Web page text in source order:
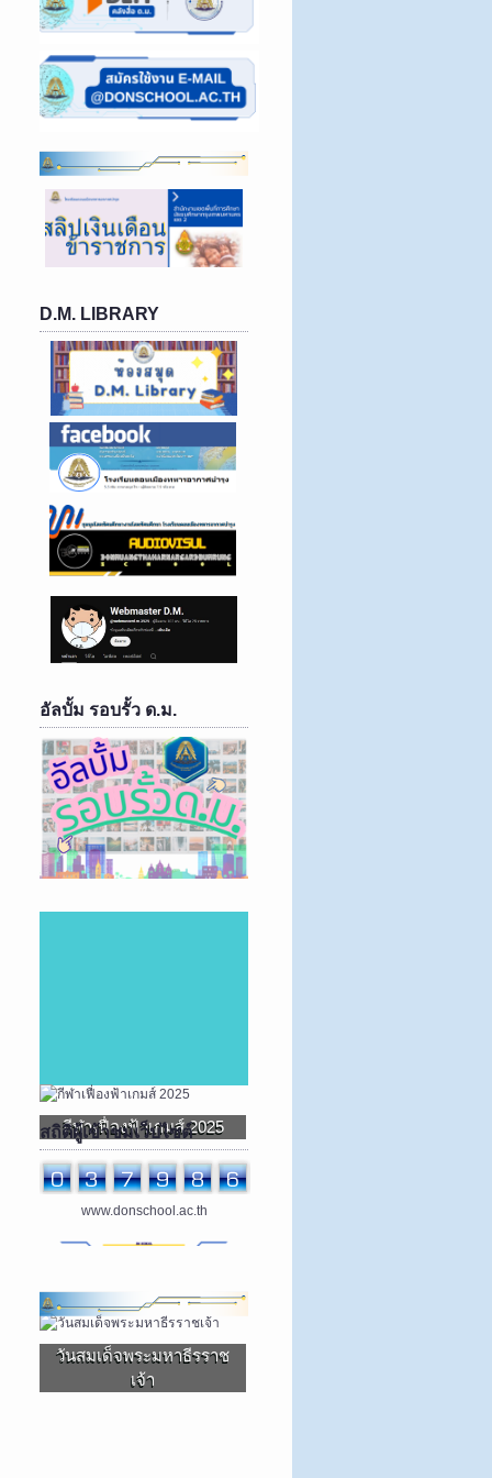
D.M. LIBRARY
อัลบั้ม รอบรั้ว ด.ม.
กีฬาเฟื่องฟ้าเกมส์ 2025
วันสมเด็จพระมหาธีรราช
เจ้า
สถิติผู้เข้าชมเว็บไซต์
www.donschool.ac.th